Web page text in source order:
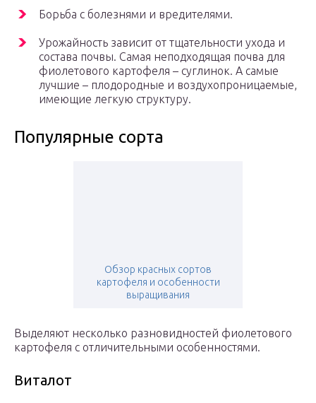
Борьба с болезнями и вредителями.
Урожайность зависит от тщательности ухода и
состава почвы. Самая неподходящая почва для
фиолетового картофеля – суглинок. А самые
лучшие – плодородные и воздухопроницаемые,
имеющие легкую структуру.
Популярные сорта
Обзор красных сортов
картофеля и особенности
выращивания
Выделяют несколько разновидностей фиолетового
картофеля с отличительными особенностями.
Виталот